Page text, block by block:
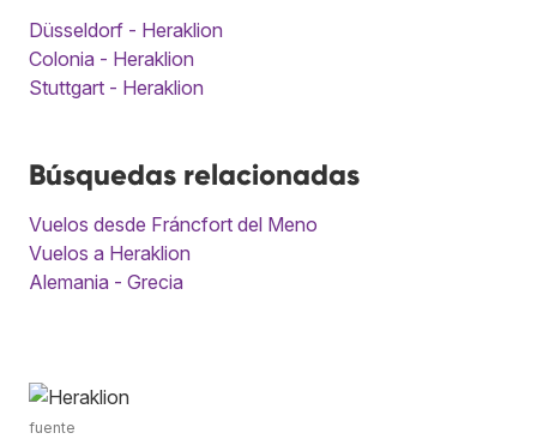
Düsseldorf - Heraklion
Colonia - Heraklion
Stuttgart - Heraklion
Búsquedas relacionadas
Vuelos desde Fráncfort del Meno
Vuelos a Heraklion
Alemania - Grecia
fuente